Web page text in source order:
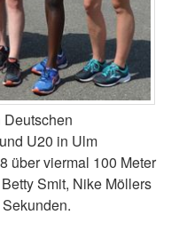
Deutschen
U20 in Ulm
über viermal 100 Meter
Smit, Nike Möllers